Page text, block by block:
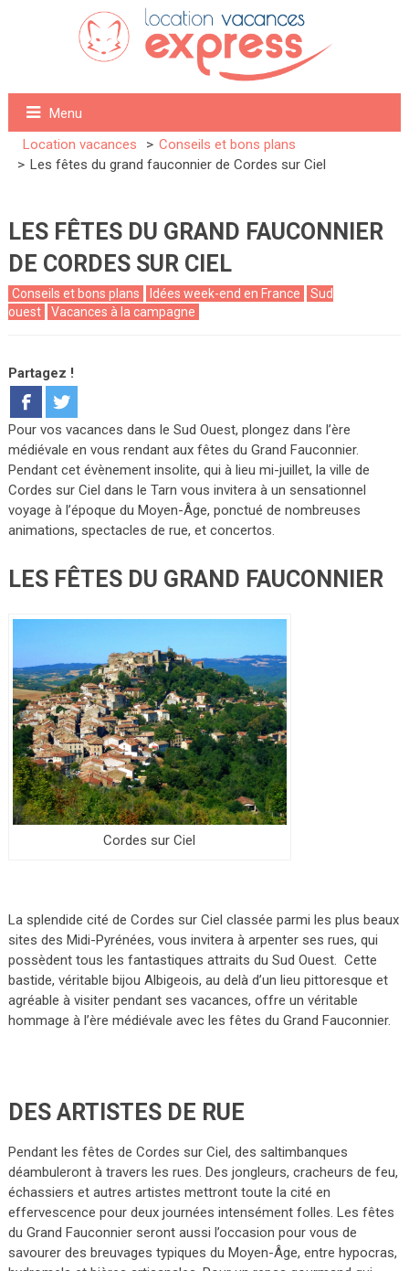
Menu
Location vacances
Conseils et bons plans
Les fêtes du grand fauconnier de Cordes sur Ciel
LES FÊTES DU GRAND FAUCONNIER
DE CORDES SUR CIEL
Conseils et bons plans Idées week-end en France
Sud
ouest
Vacances à la campagne
Partagez !
Pour vos vacances dans le Sud Ouest, plongez dans l’ère
médiévale en vous rendant aux fêtes du Grand Fauconnier.
Pendant cet évènement insolite, qui à lieu mi-juillet, la ville de
Cordes sur Ciel dans le Tarn vous invitera à un sensationnel
voyage à l’époque du Moyen-Âge, ponctué de nombreuses
animations, spectacles de rue, et concertos.
LES FÊTES DU GRAND FAUCONNIER
Cordes sur Ciel
La splendide cité de Cordes sur Ciel classée parmi les plus beaux
sites des Midi-Pyrénées, vous invitera à arpenter ses rues, qui
possèdent tous les fantastiques attraits du Sud Ouest. Cette
bastide, véritable bijou Albigeois, au delà d’un lieu pittoresque et
agréable à visiter pendant ses vacances, offre un véritable
hommage à l’ère médiévale avec les fêtes du Grand Fauconnier.
DES ARTISTES DE RUE
Pendant les fêtes de Cordes sur Ciel, des saltimbanques
déambuleront à travers les rues. Des jongleurs, cracheurs de feu,
échassiers et autres artistes mettront toute la cité en
effervescence pour deux journées intensément folles. Les fêtes
du Grand Fauconnier seront aussi l’occasion pour vous de
savourer des breuvages typiques du Moyen-Âge, entre hypocras,